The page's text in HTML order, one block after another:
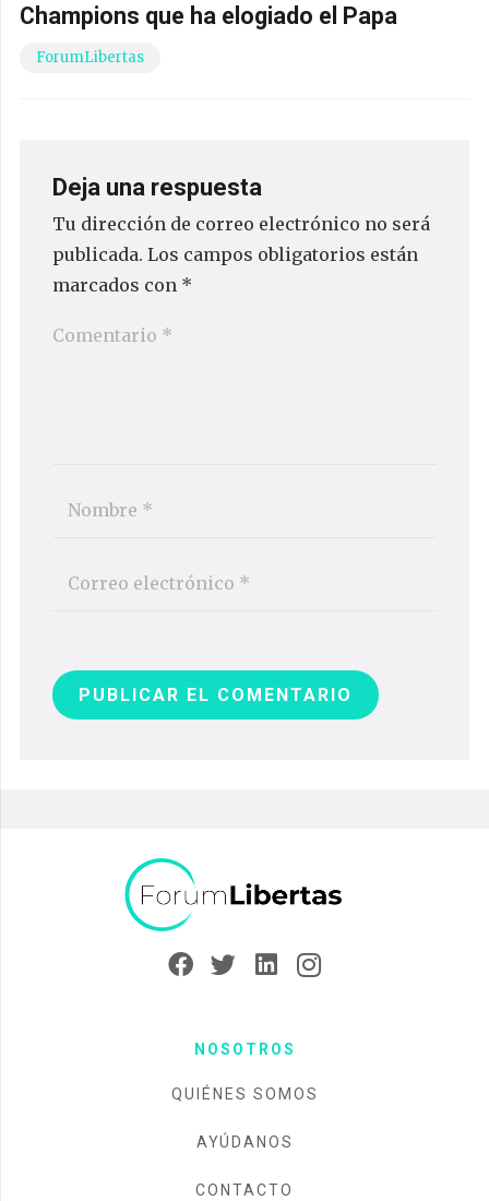
Champions que ha elogiado el Papa
ForumLibertas
Deja una respuesta
Tu dirección de correo electrónico no será
publicada. Los campos obligatorios están
marcados con *
PUBLICAR EL COMENTARIO
NOSOTROS
QUIÉNES SOMOS
AYÚDANOS
CONTACTO